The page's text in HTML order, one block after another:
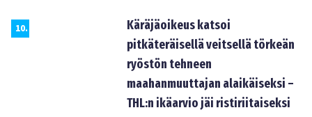
10.
Käräjäoikeus katsoi
pitkäteräisellä veitsellä törkeän
ryöstön tehneen
maahanmuuttajan alaikäiseksi –
THL:n ikäarvio jäi ristiriitaiseksi